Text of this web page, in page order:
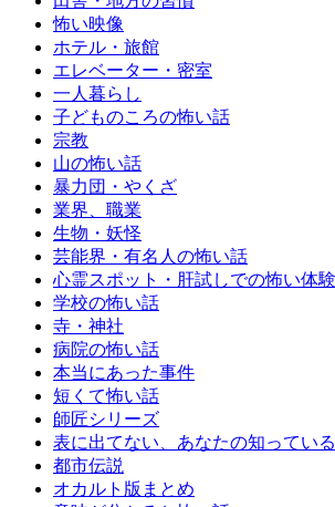
怖い映像
ホテル・旅館
エレベーター・密室
一人暮らし
子どものころの怖い話
宗教
山の怖い話
暴力団・やくざ
業界、職業
生物・妖怪
芸能界・有名人の怖い話
心霊スポット・肝試しでの怖い体験
学校の怖い話
寺・神社
病院の怖い話
本当にあった事件
短くて怖い話
師匠シリーズ
表に出てない、あなたの知ってい
都市伝説
オカルト版まとめ